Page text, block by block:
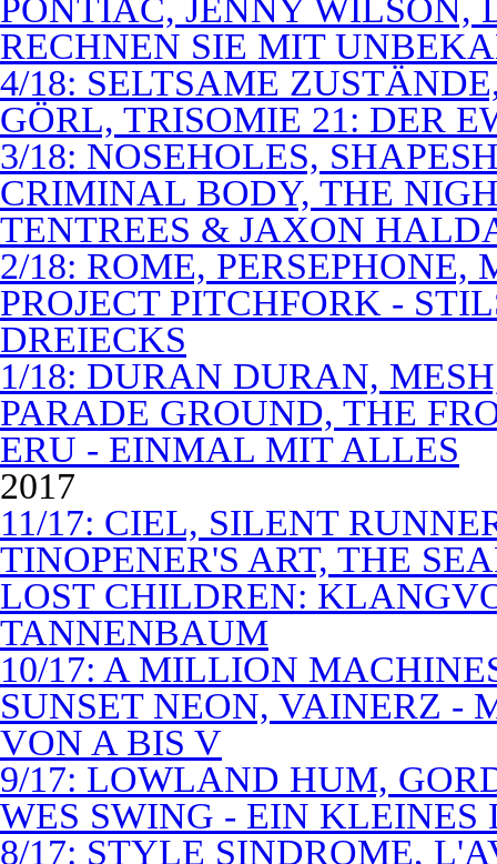
PONTIAC, JENNY WILSON,
RECHNEN SIE MIT
4/18: SELTSAME
GÖRL, TRISOMIE 21: DER
3/18: NOSEHOLES,
CRIMINAL BODY, THE
TENTREES & JAXON
2/18: ROME,
PROJECT PITCHFORK -
DREIECKS
1/18: DURAN DURAN,
PARADE GROUND, THE
ERU - EINMAL MIT ALLES
2017
11/17: CIEL, SILENT
TINOPENER'S ART, THE
LOST CHILDREN:
TANNENBAUM
10/17: A MILLION
SUNSET NEON, VAINERZ -
VON A BIS V
9/17: LOWLAND HUM,
WES SWING - EIN KLEINES
8/17: STYLE SINDROME,